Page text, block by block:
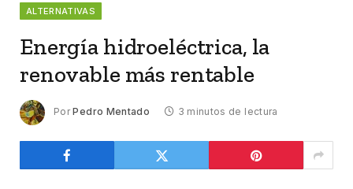
ALTERNATIVAS
Energía hidroeléctrica, la
renovable más rentable
Por Pedro Mentado 3 minutos de lectura